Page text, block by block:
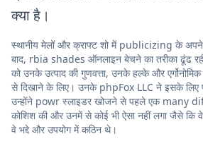
क्या है।
स्थानीय मेलों और क्राफ्ट शो में publicizing के
बाद, rbia shades ऑनलाइन बेचने का तरीका ढूंढ
को उनके उत्पाद की गुणवत्ता, उनके हल्के और
से दिखाने के लिए। उनके phpFox LLC ने इसके लिए
उन्होंने powr स्लाइडर खोजने से पहले एक many
कोशिश की और उनमें से कोई भी ऐसा नहीं लगा जैसे कि
वे भद्दे और उपयोग में कठिन थे।